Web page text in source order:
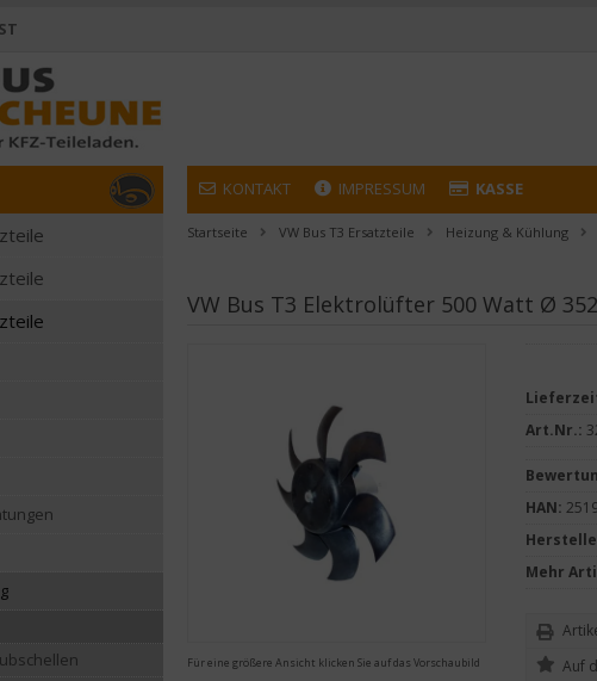
KONTAKT IMPRESSUM KASSE
Startseite VW Bus T3 Ersatzteile Heizung & Kühlung
VW Bus T3 Elektrolüfter 500 Watt Ø
Für eine größere Ansicht klicken Sie auf das Vorschaubild
Art.Nr.:
HAN:
Mehr